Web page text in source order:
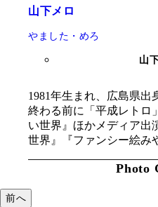
山下メロ
やました・めろ
山
1981年生まれ、広島県
終わる前に「平成レトロ
い世界』ほかメディア出
世界』『ファンシー絵み
Photo
前へ